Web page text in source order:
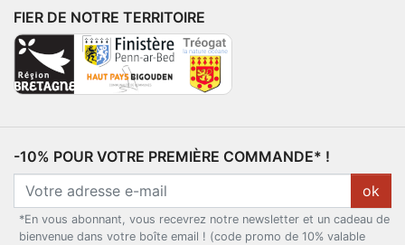
FIER DE NOTRE TERRITOIRE
-10% POUR VOTRE PREMIÈRE COMMANDE* !
ok
*En vous abonnant, vous recevrez notre newsletter et un cadeau de
bienvenue dans votre boîte email ! (code promo de 10% valable